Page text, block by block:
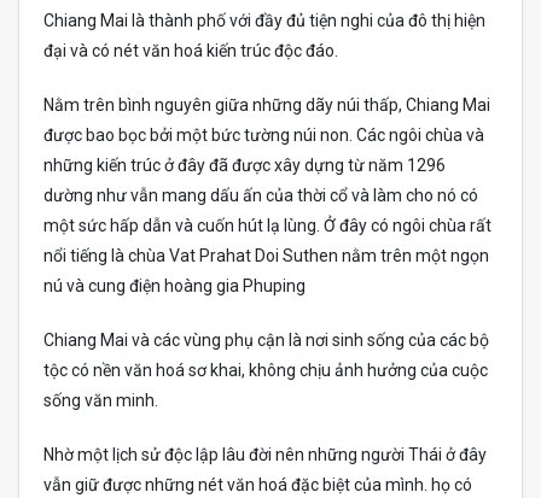
Chiang Mai là thành phố với đầy đủ tiện nghi của đô thị hiện
đại và có nét văn hoá kiến trúc độc đáo.
Nằm trên bình nguyên giữa những dãy núi thấp, Chiang Mai
được bao bọc bởi một bức tường núi non. Các ngôi chùa và
những kiến trúc ở đây đã được xây dựng từ năm 1296
dường như vẫn mang dấu ấn của thời cổ và làm cho nó có
một sức hấp dẫn và cuốn hút lạ lùng. Ở đây có ngôi chùa rất
nổi tiếng là chùa Vat Prahat Doi Suthen nằm trên một ngọn
nú và cung điện hoàng gia Phuping
Chiang Mai và các vùng phụ cận là nơi sinh sống của các bộ
tộc có nền văn hoá sơ khai, không chịu ảnh hưởng của cuộc
sống văn minh.
Nhờ một lịch sử độc lập lâu đời nên những người Thái ở đây
vẫn giữ được những nét văn hoá đặc biệt của mình. họ có